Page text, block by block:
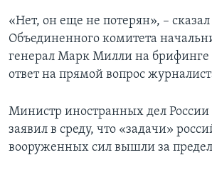
«Нет, он еще не потерян», – сказал
Объединенного комитета
генерал Марк Милли на брифинге
ответ на прямой вопрос
Министр иностранных дел России
заявил в среду, что «задачи»
вооруженных сил вышли за